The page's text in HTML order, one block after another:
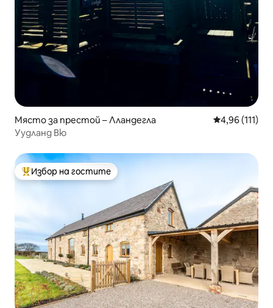
Място за престой – Лландегла Средна
4,96 (111)
Уудланд Вю
Най-популярен избор на гостите
Избор на гостите